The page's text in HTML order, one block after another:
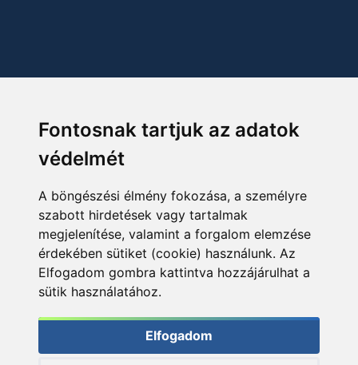
Fontosnak tartjuk az adatok
védelmét
A böngészési élmény fokozása, a személyre
szabott hirdetések vagy tartalmak
megjelenítése, valamint a forgalom elemzése
érdekében sütiket (cookie) használunk. Az
Elfogadom gombra kattintva hozzájárulhat a
sütik használatához.
Elfogadom